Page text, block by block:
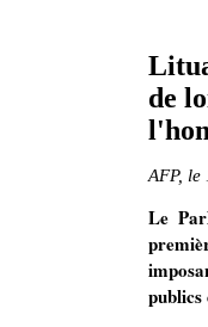
de
AFP, le
Le
publics